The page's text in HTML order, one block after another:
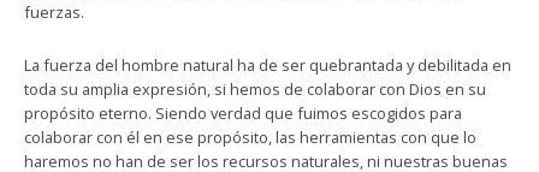
fuerzas.
La fuerza del hombre natural ha de ser quebrantada y debilitada en
toda su amplia expresión, si hemos de colaborar con Dios en su
propósito eterno. Siendo verdad que fuimos escogidos para
colaborar con él en ese propósito, las herramientas con que lo
haremos no han de ser los recursos naturales, ni nuestras buenas